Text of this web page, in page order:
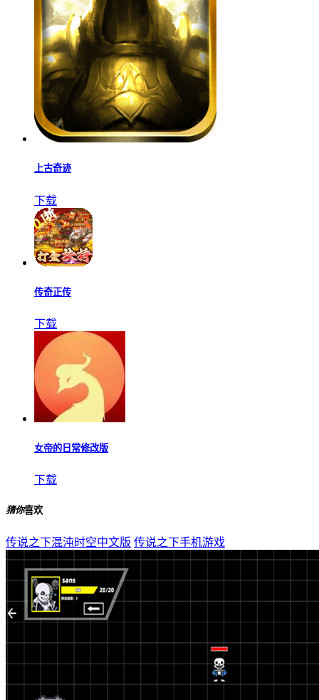
九天仙缘
下载
Survival Point安装器
下载
上古奇迹
下载
下载
女帝的日常修改版